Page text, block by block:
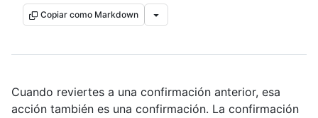
Copiar como Markdown
Cuando reviertes a una confirmación anterior, esa
acción también es una confirmación. La confirmación